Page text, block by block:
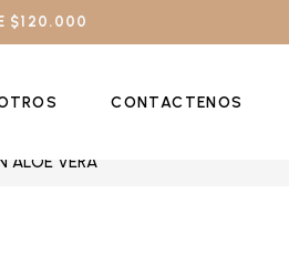
$120.000
CONTACTENOS
ALOE VERA